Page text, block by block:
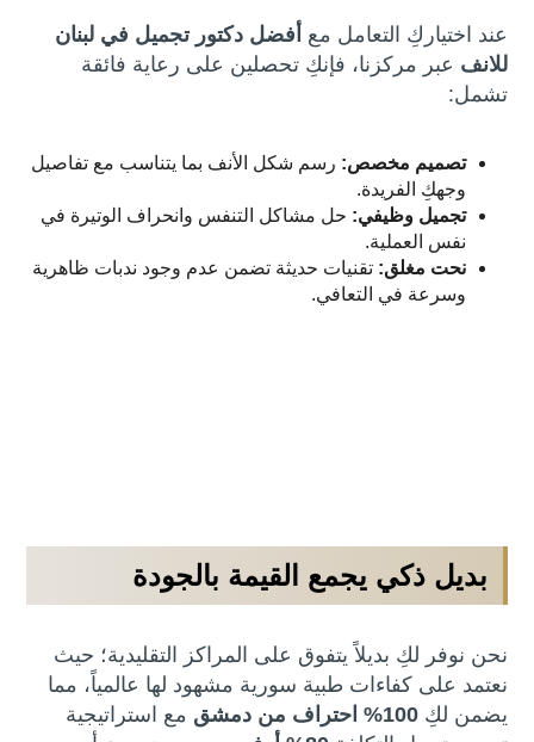
عند اختياركِ التعامل مع أفضل دكتور تجميل في لبنان
للانف عبر مركزنا، فإنكِ تحصلين على رعاية فائقة
تشمل:
تصميم مخصص: رسم شكل الأنف بما يتناسب مع تفاصيل
وجهكِ الفريدة.
تجميل وظيفي: حل مشاكل التنفس وانحراف الوتيرة في
نفس العملية.
نحت مغلق: تقنيات حديثة تضمن عدم وجود ندبات ظاهرية
وسرعة في التعافي.
بديل ذكي يجمع القيمة بالجودة
نحن نوفر لكِ بديلاً يتفوق على المراكز التقليدية؛ حيث
نعتمد على كفاءات طبية سورية مشهود لها عالمياً، مما
يضمن لكِ100% احتراف من دمشق
مع استراتيجية